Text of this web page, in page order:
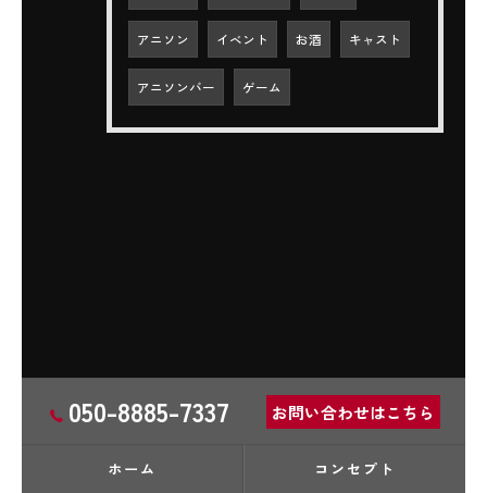
アニソン イベント お酒 キャスト
アニソンバー ゲーム
050-8885-7337 お問い合わせはこちら
ホーム コンセプト